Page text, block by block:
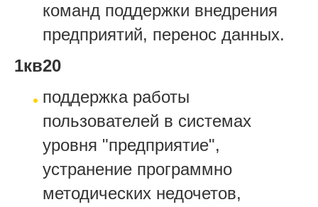
команд поддержки внедрения
предприятий, перенос данных.
1кв20
поддержка работы
пользователей в системах
уровня "предприятие",
устранение программно
методических недочетов,